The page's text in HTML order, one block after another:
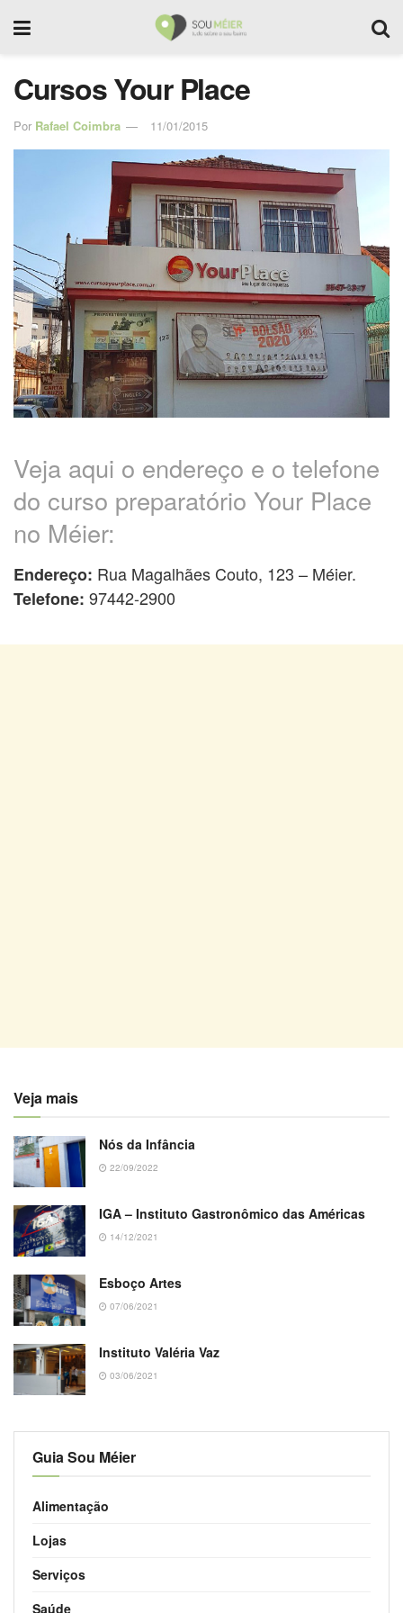
Cursos Your Place
Por Rafael Coimbra 11/01/2015
Veja aqui o endereço e o telefone
do curso preparatório Your Place
no Méier:
Endereço: Rua Magalhães Couto, 123 – Méier.
Telefone: 97442-2900
Veja mais
Nós da Infância
22/09/2022
IGA – Instituto Gastronômico das Américas
14/12/2021
Esboço Artes
07/06/2021
Instituto Valéria Vaz
03/06/2021
Guia Sou Méier
Alimentação
Lojas
Serviços
Saúde